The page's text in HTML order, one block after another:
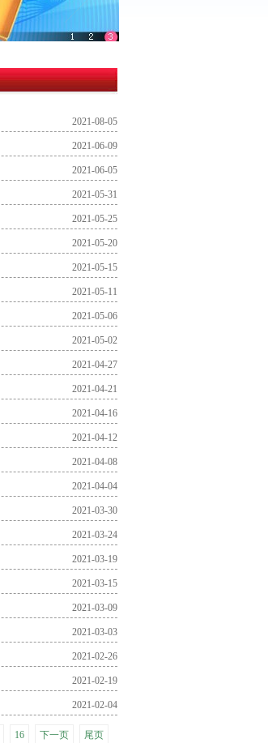
2021-08-05
2021-06-09
2021-06-05
2021-05-31
2021-05-25
2021-05-20
2021-05-15
2021-05-11
2021-05-06
2021-05-02
2021-04-27
2021-04-21
2021-04-16
2021-04-12
2021-04-08
2021-04-04
2021-03-30
2021-03-24
2021-03-19
2021-03-15
2021-03-09
2021-03-03
2021-02-26
2021-02-19
2021-02-04
16 下一页 尾页